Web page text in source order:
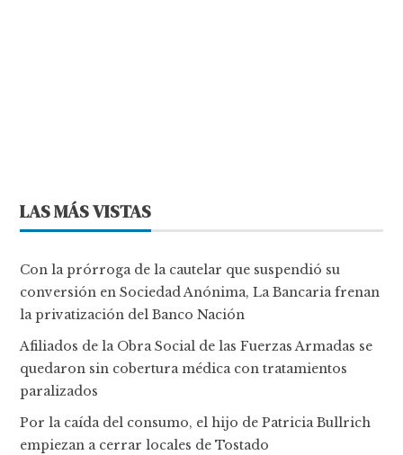
LAS MÁS VISTAS
Con la prórroga de la cautelar que suspendió su
conversión en Sociedad Anónima, La Bancaria frenan
la privatización del Banco Nación
Afiliados de la Obra Social de las Fuerzas Armadas se
quedaron sin cobertura médica con tratamientos
paralizados
Por la caída del consumo, el hijo de Patricia Bullrich
empiezan a cerrar locales de Tostado